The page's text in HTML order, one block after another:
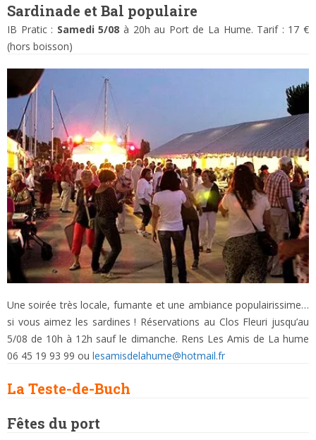
Sardinade et Bal populaire
IB Pratic : Samedi 5/08 à 20h au Port de La Hume. Tarif : 17 €
(hors boisson)
Une soirée très locale, fumante et une ambiance populairissime…
si vous aimez les sardines ! Réservations au Clos Fleuri jusqu’au
5/08 de 10h à 12h sauf le dimanche. Rens Les Amis de La hume
06 45 19 93 99 ou lesamisdelahume@hotmail.fr
La Teste-de-Buch
Fêtes du port